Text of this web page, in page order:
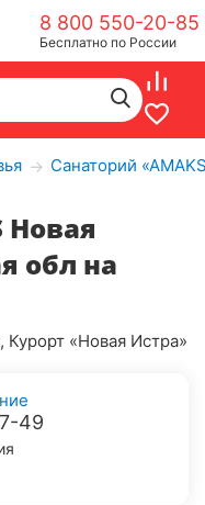
8 800 550-20-85
Бесплатно по России
→ Санаторий
Новая
обл на
«Новая Истра»
49